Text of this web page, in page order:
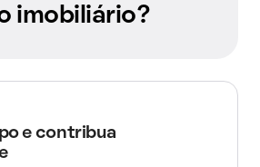
imobiliário?
e contribua